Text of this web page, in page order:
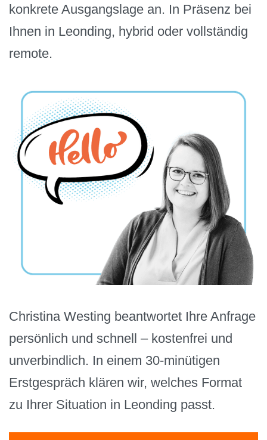
konkrete Ausgangslage an. In Präsenz bei
Ihnen in Leonding, hybrid oder vollständig
remote.
Christina Westing beantwortet Ihre Anfrage
persönlich und schnell – kostenfrei und
unverbindlich. In einem 30-minütigen
Erstgespräch klären wir, welches Format
zu Ihrer Situation in Leonding passt.